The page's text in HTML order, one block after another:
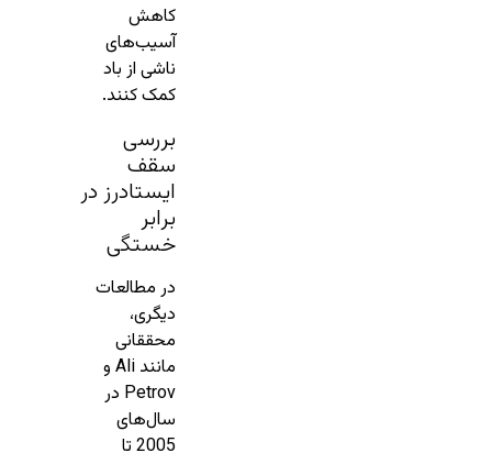
کاهش
آسیب‌های
ناشی از باد
کمک کنند.
بررسی
سقف
ایستادرز در
برابر
خستگی
در مطالعات
دیگری،
محققانی
مانند Ali و
Petrov در
سال‌های
2005 تا